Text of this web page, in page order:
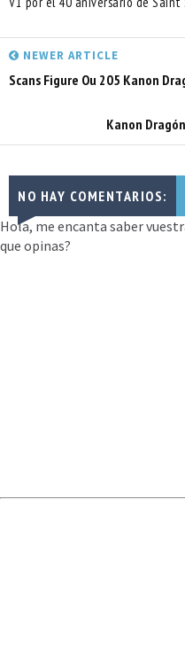
NEWER ARTICLE
Scans Figure Ou 205 Kanon
Kanon
NO HAY COMENTARIOS:
Hola, me encanta saber
que opinas?